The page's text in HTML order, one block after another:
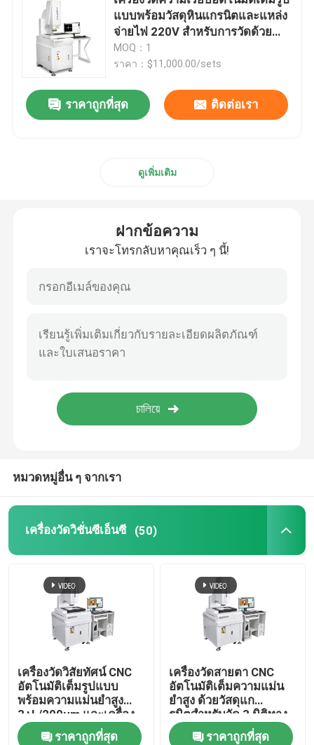
เครื่องวัดพิกัด 2 มิติ
เครื่องวัดพิกัดเชิงแสง
OMM เครื่องวัดแสง
ระบบการวัดขนาดภาพ
เครื่องฉายภาพแบบออปติคอล
เครื่องวัดพิกัดด้วยมือ
เครื่องวัดความเรียบ
แบบพร้อมวัสดุหินแกรนิตและแหล่ง
จ่ายไฟ 220V สำหรับการวัดด้วย
วิดีโอความแม่นยำ
MOQ：1
ราคา：$11,000.00/sets
ราคาถูกที่สุด ติดต่อเรา
ดูเพิ่มเติม
ฝากข้อความ
เราจะโทรกลับหาคุณเร็ว ๆ นี้!
หมวดหมู่อื่น ๆ จากเรา
เครื่องวัดวิชั่นซีเอ็นซี (50)
เครื่องวัดวิสัยทัศน์ CNC
อัตโนมัติเต็มรูปแบบ
พร้อมความแม่นยำสูง
3+L/200μm และเครื่อง
มือวัดแสงฐานหินแกรนิต
ราคาถูกที่สุด
เครื่องวัดสายตา CNC
อัตโนมัติเต็มความแม่น
ยําสูง ด้วยวัสดุแก
รนิตสําหรับวัด 3 มิติทาง
แสง
ราคาถูกที่สุด